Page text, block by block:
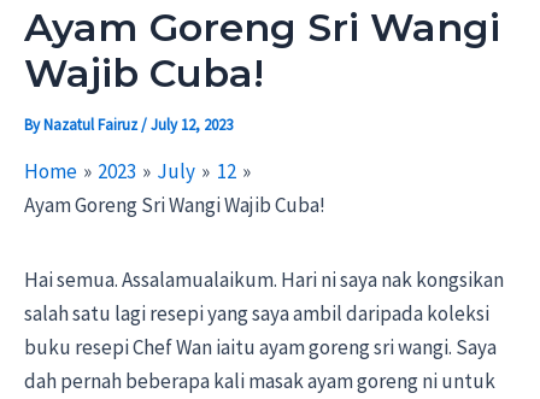
Ayam Goreng Sri Wangi
Wajib Cuba!
ByNazatul Fairuz/July 12, 2023
Home 2023 July
12
Ayam Goreng Sri Wangi Wajib Cuba!
Hai semua. Assalamualaikum. Hari ni saya nak kongsikan
salah satu lagi resepi yang saya ambil daripada koleksi
buku resepi Chef Wan iaitu ayam goreng sri wangi. Saya
dah pernah beberapa kali masak ayam goreng ni untuk